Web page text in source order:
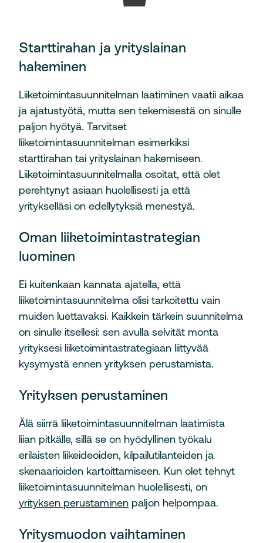
Starttirahan ja yrityslainan
hakeminen
Liiketoimintasuunnitelman laatiminen vaatii aikaa
ja ajatustyötä, mutta sen tekemisestä on sinulle
paljon hyötyä. Tarvitset
liiketoimintasuunnitelman esimerkiksi
starttirahan tai yrityslainan hakemiseen.
Liiketoimintasuunnitelmalla osoitat, että olet
perehtynyt asiaan huolellisesti ja että
yritykselläsi on edellytyksiä menestyä.
Oman liiketoimintastrategian
luominen
Ei kuitenkaan kannata ajatella, että
liiketoimintasuunnitelma olisi tarkoitettu vain
muiden luettavaksi. Kaikkein tärkein suunnitelma
on sinulle itsellesi: sen avulla selvität monta
yrityksesi liiketoimintastrategiaan liittyvää
kysymystä ennen yrityksen perustamista.
Yrityksen perustaminen
Älä siirrä liiketoimintasuunnitelman laatimista
liian pitkälle, sillä se on hyödyllinen työkalu
erilaisten liikeideoiden, kilpailutilanteiden ja
skenaarioiden kartoittamiseen. Kun olet tehnyt
liiketoimintasuunnitelman huolellisesti, on
yrityksen perustaminenpaljon helpompaa.
Yritysmuodon vaihtaminen